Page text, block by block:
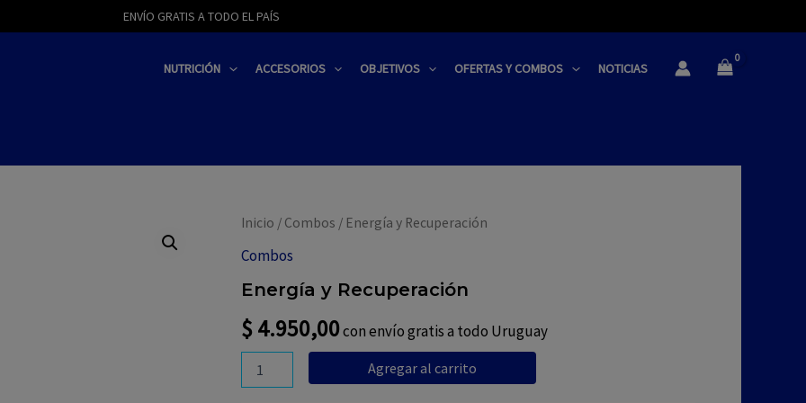
ENVÍO GRATIS A TODO EL PAÍS
NUTRICIÓN ACCESORIOS OBJETIVOS OFERTAS Y COMBOS NOTICIAS
Inicio / Combos / Energía y Recuperación
Combos
Energía y Recuperación
$4.950,00con envío gratis a todo Uruguay
Agregar al carrito